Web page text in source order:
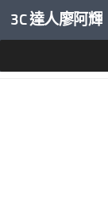
內文下方
3C 達人廖阿輝